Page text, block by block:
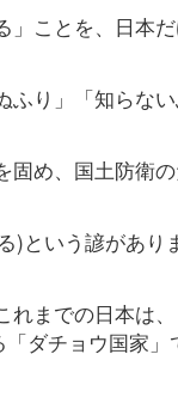
」ことを、日本
ふり」「知らな
固め、国土防衛
)という諺があり
れまでの日本は、
ダチョウ国家」